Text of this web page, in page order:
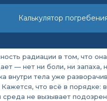
Калькулятор
радиации в том, что
— нет ни боли, ни запаха,
внутри тела уже
что всё в порядке:
не вызывает